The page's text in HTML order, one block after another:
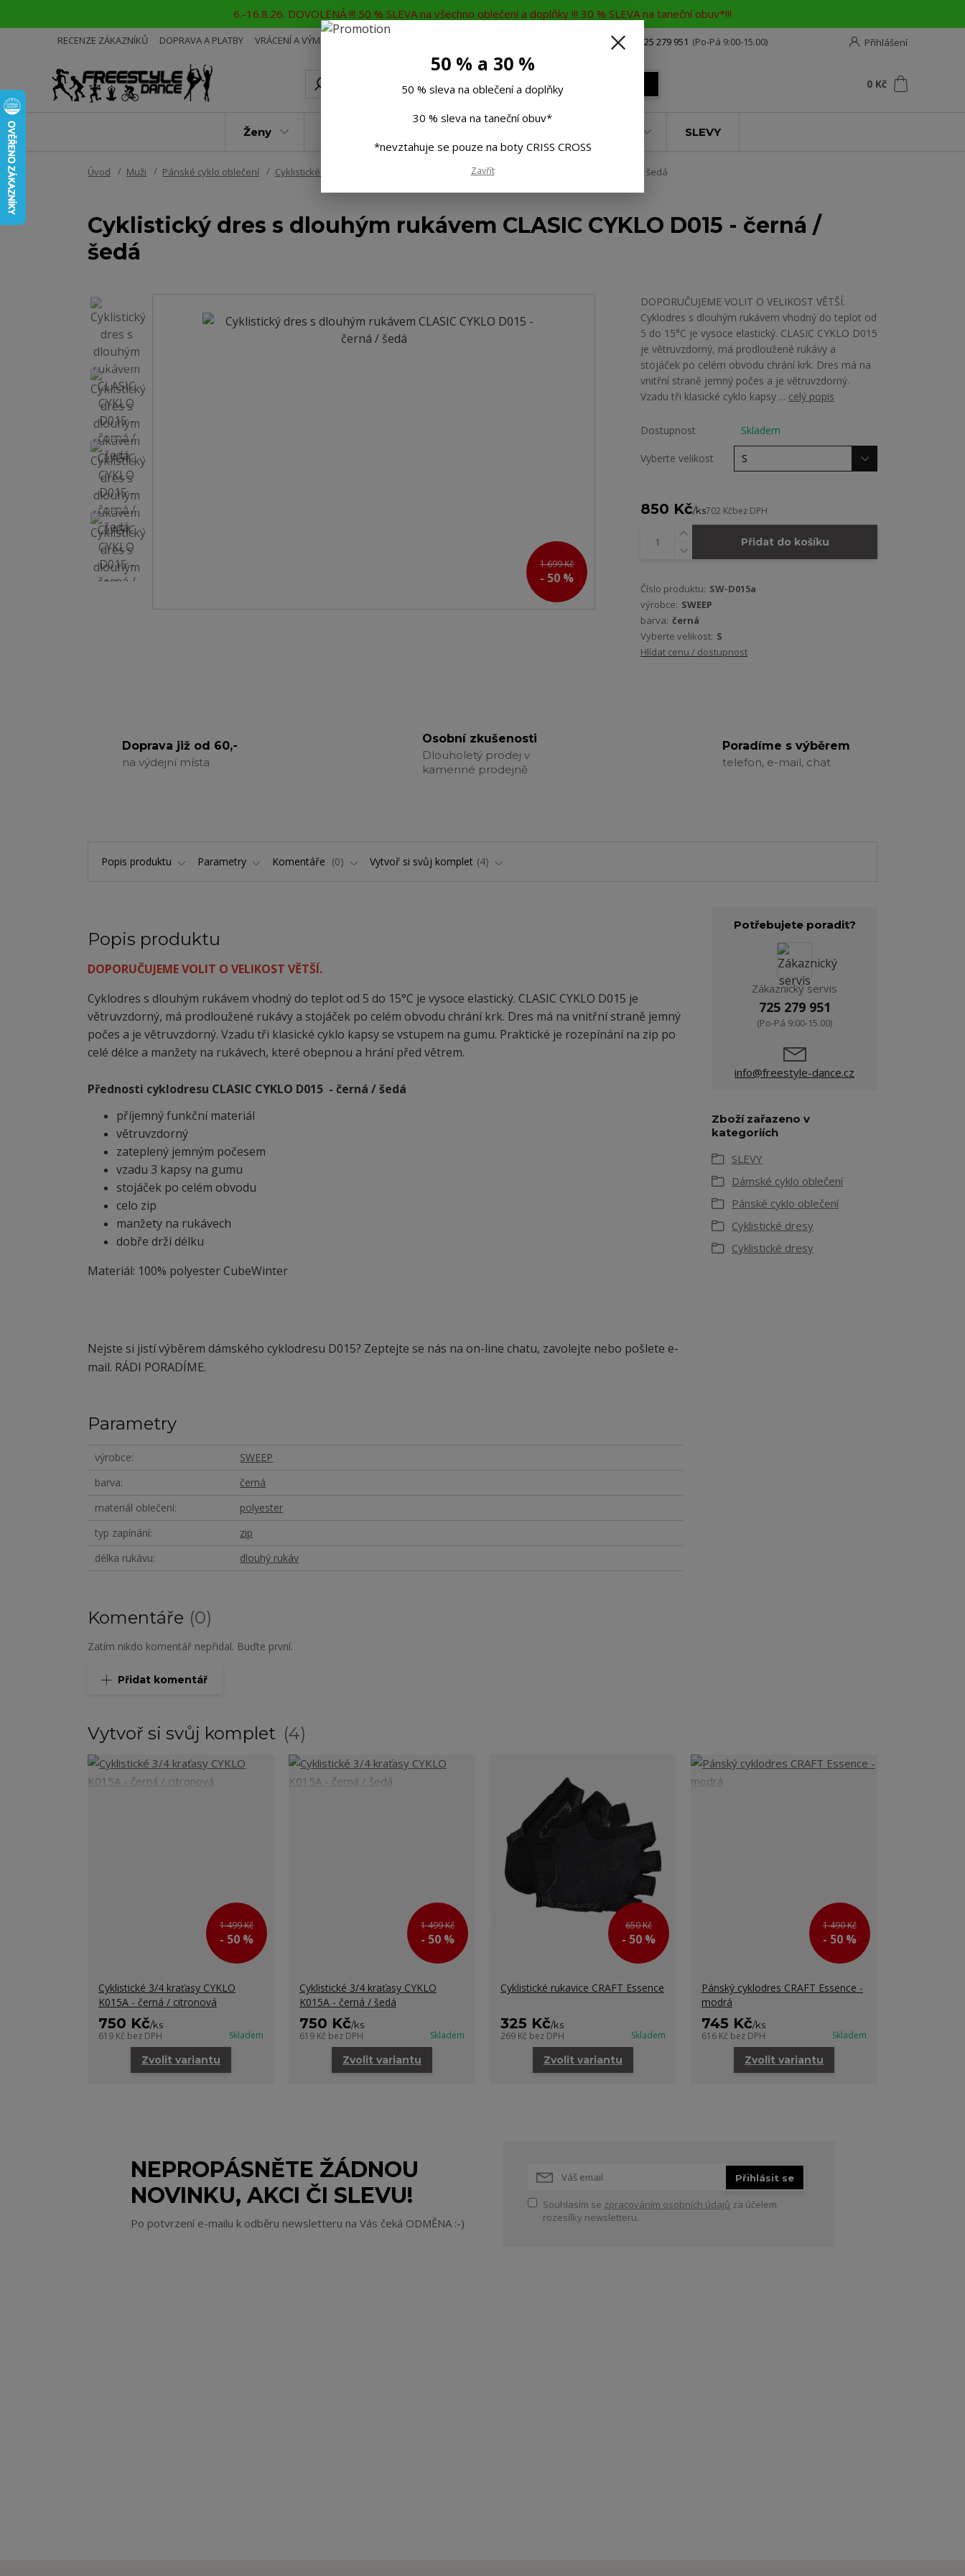
6.-16.8.26. DOVOLENÁ !!! 50 % SLEVA na všechno oblečení a doplňky !!! 30 % SLEVA na taneční obuv*!!!
RECENZE ZÁKAZNÍKŮ DOPRAVA A PLATBY VRÁCENÍ A VÝMĚNA Přihlášení
Rádi Vám poradíme 725 279 951 (Po-Pá 9:00-15.00)
0 Kč
Ženy SLEVY
Úvod Muži Pánské cyklo oblečení Cyklistické dresy Cyklistický dres s dlouhým rukávem CLASIC CYKLO D015 - černá / šedá
Cyklistický dres s dlouhým rukávem CLASIC CYKLO D015 - černá /
šedá
1 699 Kč
- 50 %
DOPORUČUJEME VOLIT O VELIKOST VĚTŠÍ.
Cyklodres s dlouhým rukávem vhodný do teplot od
5 do 15°C je vysoce elastický. CLASIC CYKLO D015
je větruvzdorný, má prodloužené rukávy a
stojáček po celém obvodu chrání krk. Dres má na
vnitřní straně jemný počes a je větruvzdorný.
Vzadu tři klasické cyklo kapsy ... celý popis
Dostupnost Skladem
Vyberte velikost
850 Kč/ks702 Kčbez DPH
Přidat do košíku
Číslo produktu: SW-D015a
výrobce: SWEEP
barva: černá
Vyberte velikost: S
Hlídat cenu / dostupnost
Doprava již od 60,-
na výdejní místa
Osobní zkušenosti
Dlouholetý prodej v
kamenné prodejně
Poradíme s výběrem
telefon, e-mail, chat
Popis produktu Parametry Komentáře 0 Vytvoř si svůj komplet 4
Popis produktu
DOPORUČUJEME VOLIT O VELIKOST VĚTŠÍ.
Cyklodres s dlouhým rukávem vhodný do teplot od 5 do 15°C je vysoce elastický. CLASIC CYKLO D015 je
větruvzdorný, má prodloužené rukávy a stojáček po celém obvodu chrání krk. Dres má na vnitřní straně jemný
počes a je větruvzdorný. Vzadu tři klasické cyklo kapsy se vstupem na gumu. Praktické je rozepínání na zip po
celé délce a manžety na rukávech, které obepnou a hrání před větrem.
Přednosti cyklodresu CLASIC CYKLO D015 - černá / šedá
příjemný funkční materiál
větruvzdorný
zateplený jemným počesem
vzadu 3 kapsy na gumu
stojáček po celém obvodu
celo zip
manžety na rukávech
dobře drží délku
Materiál: 100% polyester CubeWinter
Nejste si jistí výběrem dámského cyklodresu D015? Zeptejte se nás na on-line chatu, zavolejte nebo pošlete e-
mail. RÁDI PORADÍME.
Parametry
výrobce
SWEEP
barva
černá
materiál oblečení
polyester
typ zapínání
zip
délka rukávu
dlouhý rukáv
Komentáře 0
Zatím nikdo komentář nepřidal. Buďte první.
Přidat komentář
Potřebujete poradit?
Zákaznický servis
725 279 951
(Po-Pá 9:00-15.00)
info@freestyle-dance.cz
Zboží zařazeno v
kategoriích
SLEVY
Dámské cyklo oblečení
Pánské cyklo oblečení
Cyklistické dresy
Cyklistické dresy
Vytvoř si svůj komplet 4
1 499 Kč
- 50 %
Cyklistické 3/4 kraťasy CYKLO
K015A - černá / citronová
750 Kč/ks
619 Kč bez DPH Skladem
Zvolit variantu
1 499 Kč
- 50 %
Cyklistické 3/4 kraťasy CYKLO
K015A - černá / šedá
750 Kč/ks
619 Kč bez DPH Skladem
Zvolit variantu
650 Kč
- 50 %
Cyklistické rukavice CRAFT Essence
325 Kč/ks
269 Kč bez DPH Skladem
Zvolit variantu
1 490 Kč
- 50 %
Pánský cyklodres CRAFT Essence -
modrá
745 Kč/ks
616 Kč bez DPH Skladem
Zvolit variantu
NEPROPÁSNĚTE ŽÁDNOU
NOVINKU, AKCI ČI SLEVU!
Po potvrzení e-mailu k odběru newsletteru na Vás čeká ODMĚNA :-)
Přihlásit se
Souhlasím se zpracováním osobních údajů za účelem
rozesílky newsletteru.
50 % a 30 %
50 % sleva na oblečení a doplňky
30 % sleva na taneční obuv*
*nevztahuje se pouze na boty CRISS CROSS
Zavřít